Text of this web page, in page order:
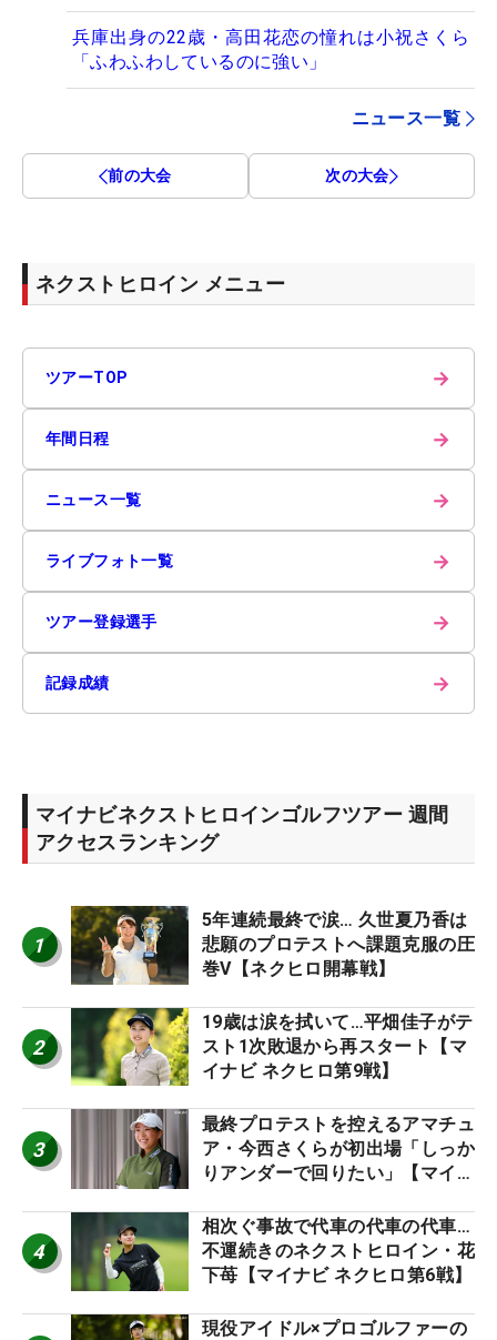
兵庫出身の22歳・高田花恋の憧れは小祝さくら
「ふわふわしているのに強い」
ニュース一覧
前の大会 次の大会
ネクストヒロイン メニュー
ツアーTOP →
年間日程 →
ニュース一覧 →
ライブフォト一覧 →
ツアー登録選手 →
記録成績 →
マイナビネクストヒロインゴルフツアー 週間
アクセスランキング
1
5年連続最終で涙… 久世夏乃香は
悲願のプロテストへ課題克服の圧
巻V【ネクヒロ開幕戦】
2
19歳は涙を拭いて…平畑佳子がテ
スト1次敗退から再スタート【マ
イナビ ネクヒロ第9戦】
3
最終プロテストを控えるアマチュ
ア・今西さくらが初出場「しっか
りアンダーで回りたい」【マイナ
4
相次ぐ事故で代車の代車の代車…
不運続きのネクストヒロイン・花
下苺【マイナビ ネクヒロ第6戦】
現役アイドル×プロゴルファーの